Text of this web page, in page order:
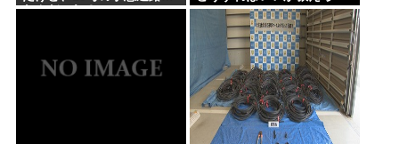
万程度で買える.コスパ最強車がここにあるのに
Powered by livedoor 相互RSS
なんだこれ？ [8/8]